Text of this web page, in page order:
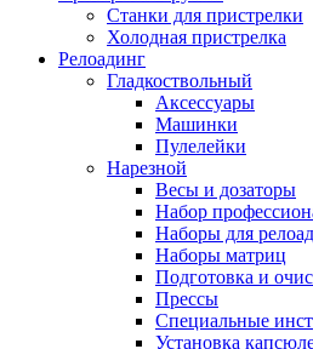
Станки для пристрелки
Холодная пристрелка
Релоадинг
Гладкоствольный
Аксессуары
Машинки
Пулелейки
Нарезной
Весы и дозаторы
Набор
Наборы для
Наборы матриц
Подготовка и
Прессы
Специальные
Установка